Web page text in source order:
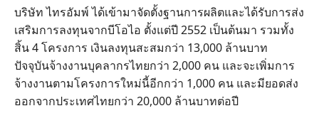
บริษัท ไทรอัมพ์ ได้เข้ามาจัดตั้งฐานการผลิตและได้รับการส่ง
เสริมการลงทุนจากบีโอไอ ตั้งแต่ปี 2552 เป็นต้นมา รวมทั้ง
สิ้น 4 โครงการ เงินลงทุนสะสมกว่า 13,000 ล้านบาท
ปัจจุบันจ้างงานบุคลากรไทยกว่า 2,000 คน และจะเพิ่มการ
จ้างงานตามโครงการใหม่นี้อีกกว่า 1,000 คน และมียอดส่ง
ออกจากประเทศไทยกว่า 20,000 ล้านบาทต่อปี